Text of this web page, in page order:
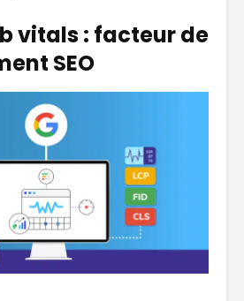
vitals : facteur de
SEO